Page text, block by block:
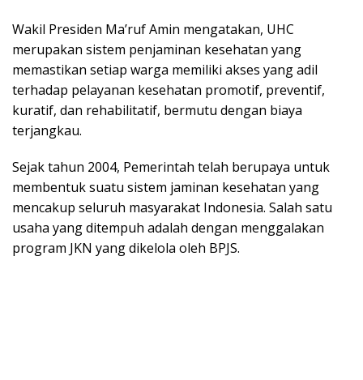
Wakil Presiden Ma’ruf Amin mengatakan, UHC
merupakan sistem penjaminan kesehatan yang
memastikan setiap warga memiliki akses yang adil
terhadap pelayanan kesehatan promotif, preventif,
kuratif, dan rehabilitatif, bermutu dengan biaya
terjangkau.
Sejak tahun 2004, Pemerintah telah berupaya untuk
membentuk suatu sistem jaminan kesehatan yang
mencakup seluruh masyarakat Indonesia. Salah satu
usaha yang ditempuh adalah dengan menggalakan
program JKN yang dikelola oleh BPJS.